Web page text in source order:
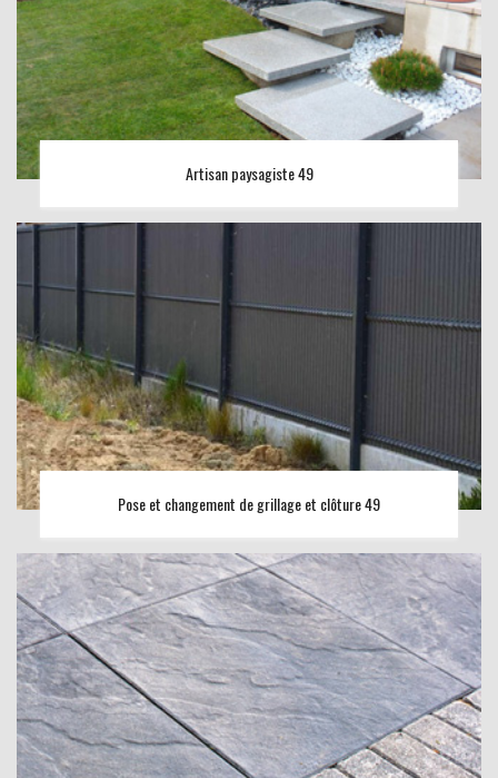
Artisan paysagiste 49
Pose et changement de grillage et clôture 49